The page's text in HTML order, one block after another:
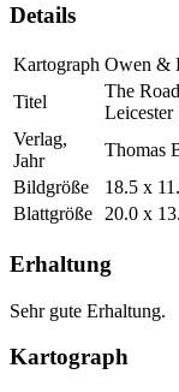
Details
Kartograph Owen &
Titel
The
Leicester
Verlag,
Jahr
Thomas
Bildgröße
18.5 x
Blattgröße
20.0 x
Erhaltung
Sehr gute Erhaltung.
Kartograph